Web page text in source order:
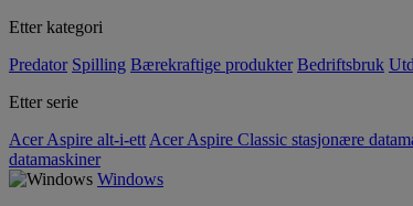
Etter kategori
Predator Spilling Bærekraftige produkter Bedriftsbruk
Etter serie
Acer Aspire alt-i-ett Acer Aspire Classic stasjonære
datamaskiner
Windows